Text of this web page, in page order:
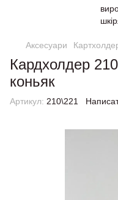
Аксесуари
Кардхолдер
коньяк
Артикул: 210\221